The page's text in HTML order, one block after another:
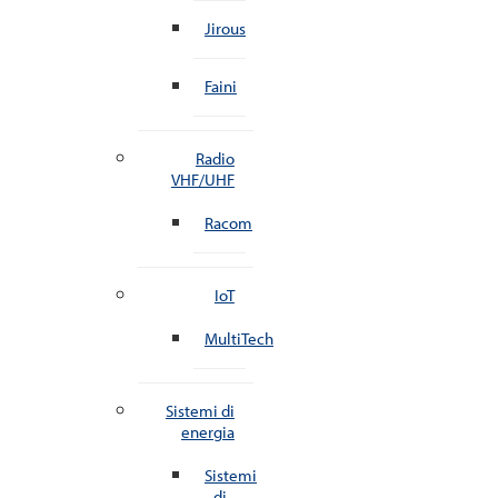
Jirous
Faini
Radio
VHF/UHF
Racom
IoT
MultiTech
Sistemi di
energia
Sistemi